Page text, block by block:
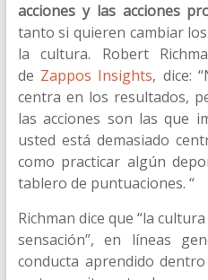
acciones y las acciones
tanto si quieren cambiar
la cultura. Robert
de Zappos Insights, dice:
centra en los resultados,
las acciones son las que
usted está demasiado
como practicar algún
tablero de puntuaciones. “
Richman dice que “la
sensación”, en líneas
conducta aprendido